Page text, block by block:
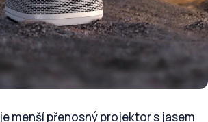
je menší přenosný projektor s jasem